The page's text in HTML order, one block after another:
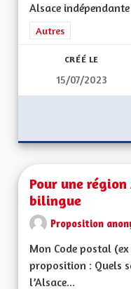
Alsace
Filtrer les résultats
Autres
CRÉÉ LE
15/07/2023
Pour une
bilingue
Proposition
Mon Code postal
proposition : Quels
l’Alsace...